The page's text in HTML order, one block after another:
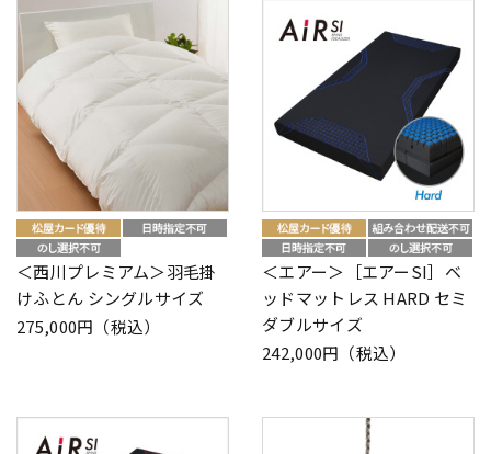
＜西川プレミアム＞羽毛掛
けふとん シングルサイズ
275,000円（税込）
＜エアー＞［エアーSI］ベ
ッドマットレス HARD セミ
ダブルサイズ
242,000円（税込）